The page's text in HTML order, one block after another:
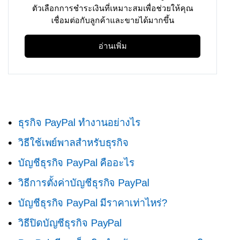
ตัวเลือกการชำระเงินที่เหมาะสมเพื่อช่วยให้คุณ
เชื่อมต่อกับลูกค้าและขายได้มากขึ้น
อ่านเพิ่ม
ธุรกิจ PayPal ทำงานอย่างไร
วิธีใช้เพย์พาลสำหรับธุรกิจ
บัญชีธุรกิจ PayPal คืออะไร
วิธีการตั้งค่าบัญชีธุรกิจ PayPal
บัญชีธุรกิจ PayPal มีราคาเท่าไหร่?
วิธีปิดบัญชีธุรกิจ PayPal